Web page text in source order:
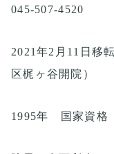
045-507-4520
2021年2月11日移
区梶ヶ谷開院）
1995年 国家資格